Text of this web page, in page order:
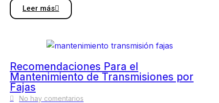
Leer más
Recomendaciones Para el
Mantenimiento de Transmisiones por
Fajas
No hay comentarios